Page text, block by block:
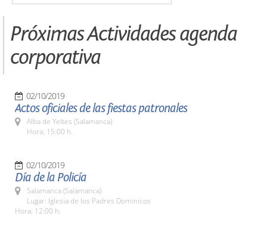
Próximas Actividades agenda
corporativa
02/10/2019
Actos oficiales de las fiestas patronales
Alba de Yeltes (Salamanca)
Hora: 15:00 h.
02/10/2019
Día de la Policía
Salamanca (Salamanca)
Lugar: Iglesia de los Padres Dominicos
Hora: 12:00 h.